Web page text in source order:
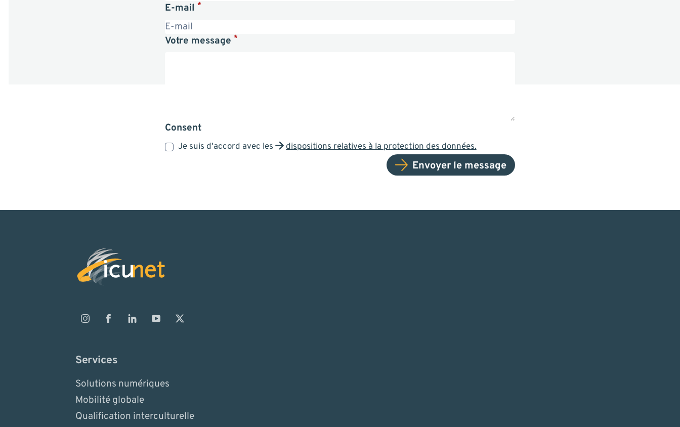
E-mail *
Votre message *
Consent
Je suis d'accord avec les dispositions relatives à la protection des données.
Envoyer le message
Services
Solutions numériques
Mobilité globale
Qualification interculturelle